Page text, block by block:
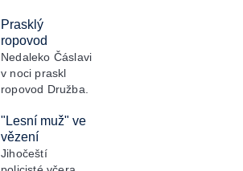
Prasklý
ropovod
Nedaleko Čáslavi
v noci praskl
ropovod Družba.
"Lesní muž" ve
vězení
Jihočeští